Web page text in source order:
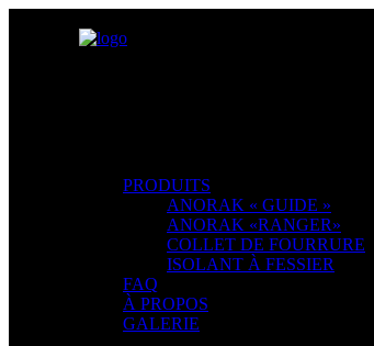
PRODUITS
ANORAK « GUIDE »
ANORAK «RANGER»
COLLET DE FOURRURE
ISOLANT À FESSIER
FAQ
À PROPOS
GALERIE